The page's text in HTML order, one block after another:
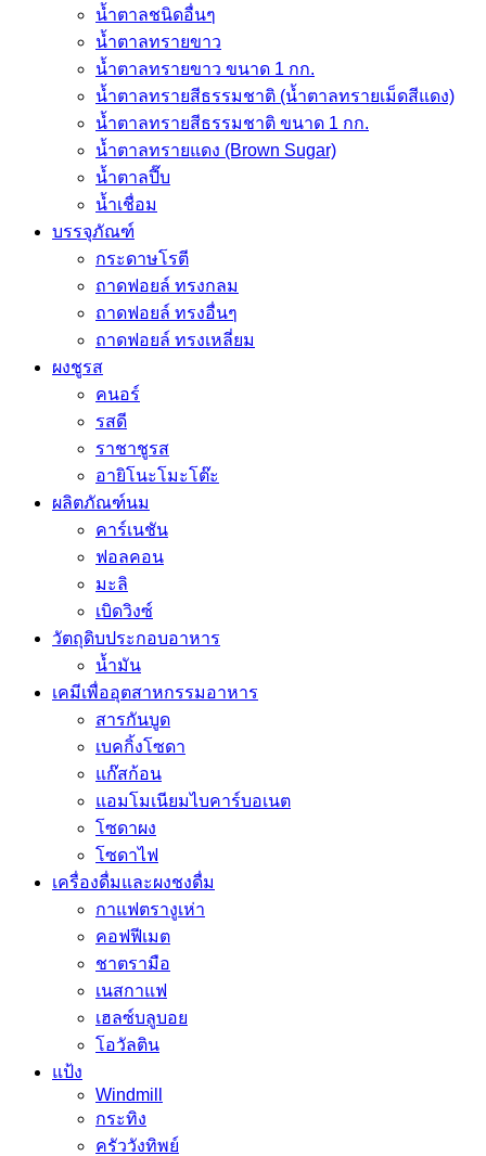
น้ำตาลชนิดอื่นๆ
น้ำตาลทรายขาว
น้ำตาลทรายขาว ขนาด 1 กก.
น้ำตาลทรายสีธรรมชาติ (น้ำตาลทรายเม็ดสีแดง)
น้ำตาลทรายสีธรรมชาติ ขนาด 1 กก.
น้ำตาลทรายแดง (Brown Sugar)
น้ำตาลปี๊บ
น้ำเชื่อม
บรรจุภัณฑ์
กระดาษโรตี
ถาดฟอยล์ ทรงกลม
ถาดฟอยล์ ทรงอื่นๆ
ถาดฟอยล์ ทรงเหลี่ยม
ผงชูรส
คนอร์
รสดี
ราชาชูรส
อายิโนะโมะโต๊ะ
ผลิตภัณฑ์นม
คาร์เนชัน
ฟอลคอน
มะลิ
เบิดวิงซ์
วัตถุดิบประกอบอาหาร
น้ำมัน
เคมีเพื่ออุตสาหกรรมอาหาร
สารกันบูด
เบคกิ้งโซดา
แก๊สก้อน
แอมโมเนียมไบคาร์บอเนต
โซดาผง
โซดาไฟ
เครื่องดื่มและผงชงดื่ม
กาแฟตรางูเห่า
คอฟฟีเมต
ชาตรามือ
เนสกาแฟ
เฮลซ์บลูบอย
โอวัลติน
แป้ง
Windmill
กระทิง
ครัววังทิพย์